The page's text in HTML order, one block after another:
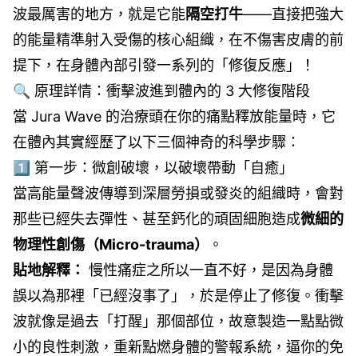
波最厲害的地方，就是它能隔空打牛——直接把強大
的能量精準射入受傷的核心組織，在不傷害皮膚的前
提下，在身體內部引發一系列的「修復反應」！
🔍 原理詳情：衝擊波進到體內的 3 大修復階段
當 Jura Wave 的治療頭在你的痛點釋放能量時，它
在體內其實經歷了以下三個神奇的科學步驟：
1️⃣ 第一步：微創破壞，以破壞帶動「自癒」
當高能量聲波傳導到深層勞損或發炎的組織時，會對
那些已經失去彈性、甚至鈣化的頑固細胞造成微細的
物理性創傷（Micro-trauma）
。
貼地解釋： 慢性痛症之所以一直不好，是因為身體
誤以為那裡「已經沒事了」，於是停止了修復。衝擊
波就像是過去「打醒」那個部位，故意製造一點點微
小的良性刺激，重新點燃身體的警報系統，逼你的免